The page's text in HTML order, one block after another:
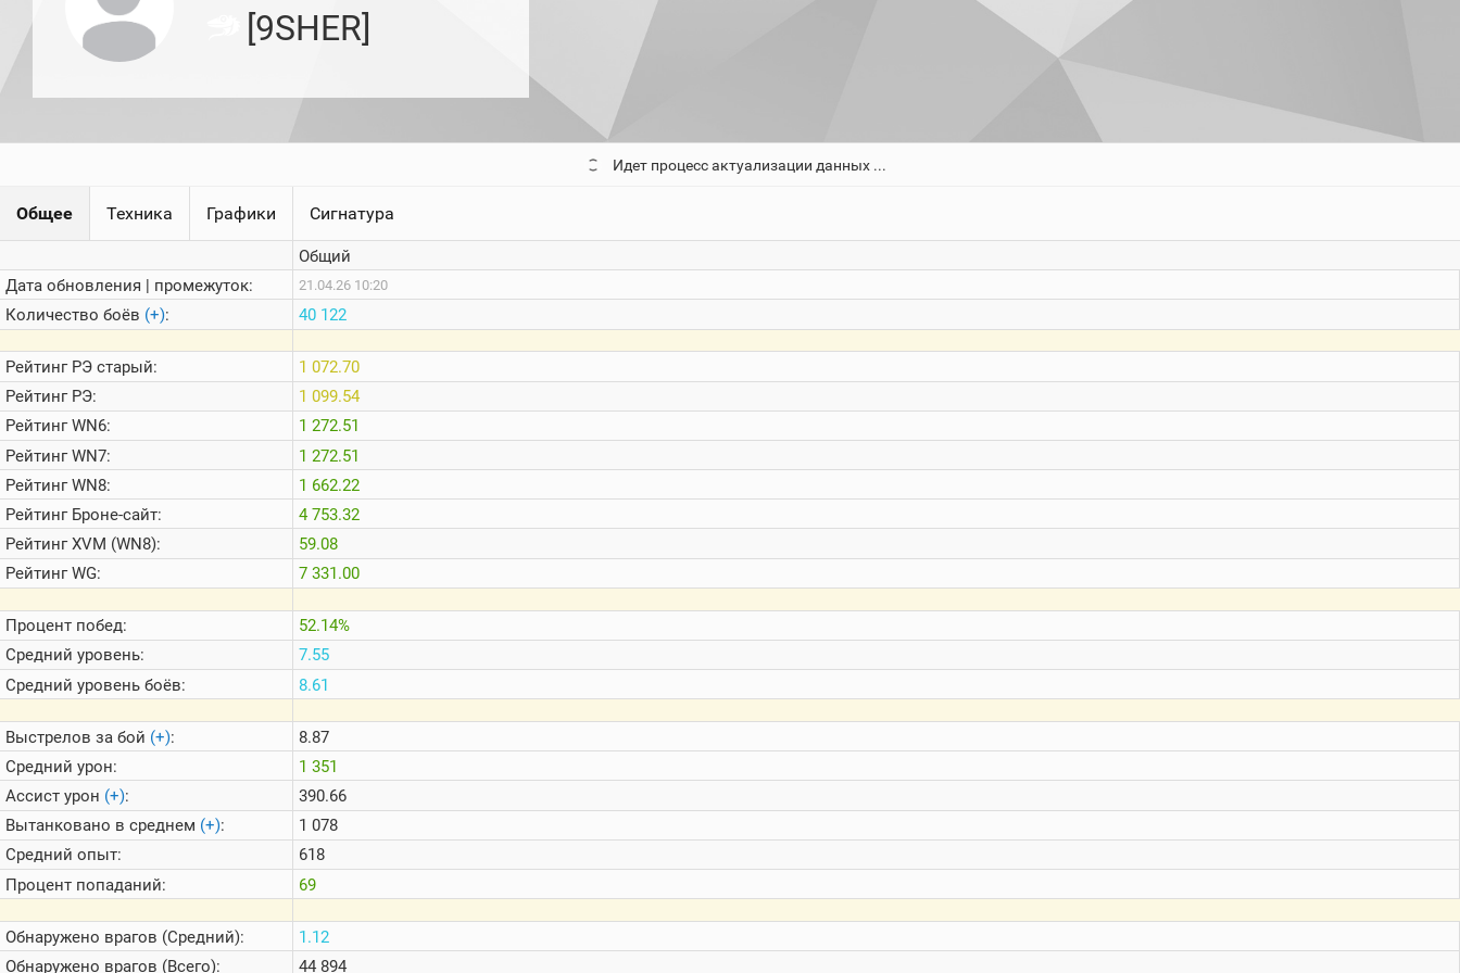
последние
1000
стримеров
Информация
Онлайн
Цветовая
шкала
Теlegram
ВК
Портал
Мира
[9SHER]
Идет процесс актуализации данных ...
Общее Техника Графики Сигнатура
Дата обновления | промежуток:
Количество боёв (+):
РейтингРЭ старый:
РейтингРЭ:
РейтингWN6:
РейтингWN7:
РейтингWN8:
РейтингБроне-сайт:
РейтингXVM (WN8):
РейтингWG:
Процент побед:
Средний уровень:
Средний уровень боёв:
Выстрелов за бой (+):
Средний урон:
Ассист урон (+):
Вытанковано в среднем (+):
Средний опыт:
Процент попаданий:
Обнаружено врагов (Средний):
Обнаружено врагов (Всего):
Общий
21.04.26 10:20
40 122
1 072.70
1 099.54
1 272.51
1 272.51
1 662.22
4 753.32
59.08
7 331.00
52.14%
7.55
8.61
8.87
1 351
390.66
1 078
618
69
1.12
44 894